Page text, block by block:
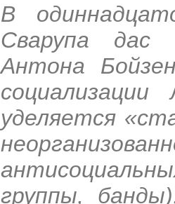
В
Сварупа дас
Антона
уделяется
группы,